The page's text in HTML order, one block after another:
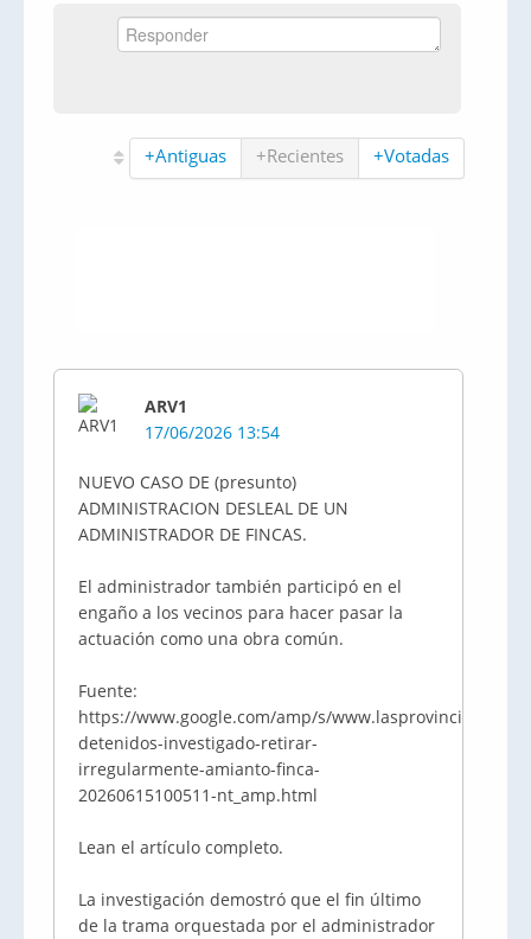
+Antiguas +Recientes +Votadas
ARV1
17/06/2026 13:54
NUEVO CASO DE (presunto)
ADMINISTRACION DESLEAL DE UN
ADMINISTRADOR DE FINCAS.
El administrador también participó en el
engaño a los vecinos para hacer pasar la
actuación como una obra común.
Fuente:
https://www.google.com/amp/s/www.lasprovincias.es/
detenidos-investigado-retirar-
irregularmente-amianto-finca-
20260615100511-nt_amp.html
Lean el artículo completo.
La investigación demostró que el fin último
de la trama orquestada por el administrador